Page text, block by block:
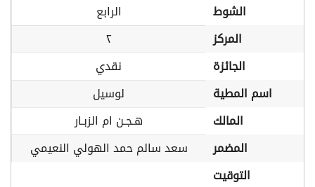
الشوط
الرابع
المركز
٢
الجائزة
نقدي
اسم المطية
لوسيل
المالك
هـجـن ام الزبـار
المضمر
سعد سالم حمد الهولي النعيمي
التوقيت